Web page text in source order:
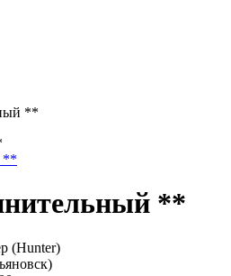
**
**
(Hunter)